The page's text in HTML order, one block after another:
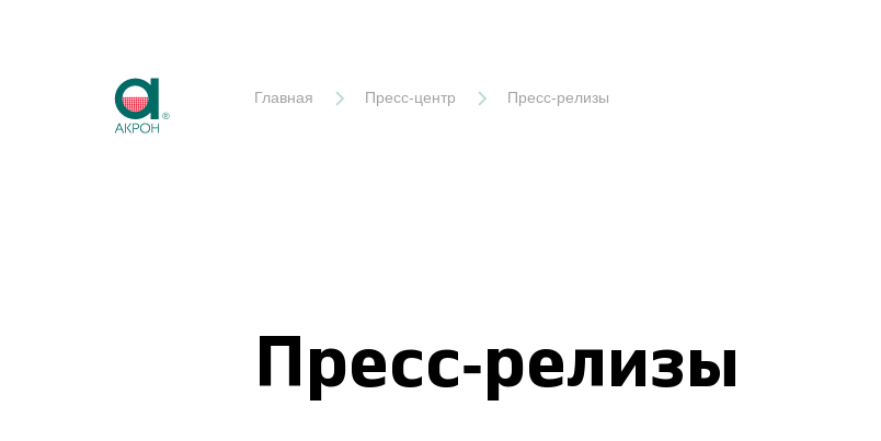
Главная Пресс-центр Пресс-релизы
Пресс-релизы